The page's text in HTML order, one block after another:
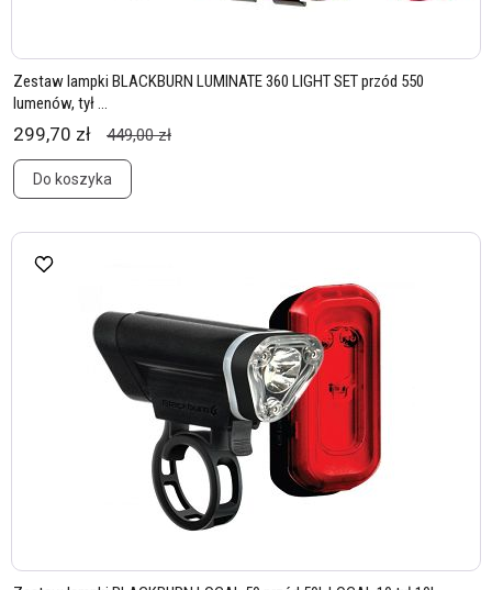
Zestaw lampki BLACKBURN LUMINATE 360 LIGHT SET przód 550
lumenów, tył ...
299,70 zł 449,00 zł
Do koszyka